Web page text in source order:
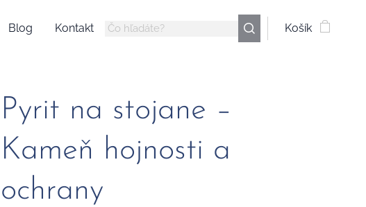
Blog Kontakt Košík
Pyrit na stojane –
Kameň hojnosti a
ochrany